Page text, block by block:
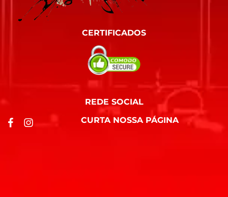
CERTIFICADOS
REDE SOCIAL
CURTA NOSSA PÁGINA